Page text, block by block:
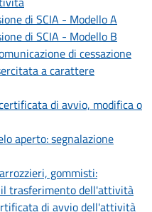
di SCIA - Modello A
di SCIA - Modello B
di cessazione
a carattere
di avvio, modifica o
aperto: segnalazione
gommisti:
trasferimento dell'attività
di avvio dell'attività